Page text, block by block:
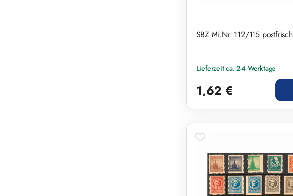
SBZ Mi.Nr. 112/115 postfrisch
Lieferzeit ca. 2-4 Werktage
1,62 €